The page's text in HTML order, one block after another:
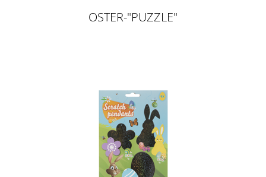
OSTER-"PUZZLE"